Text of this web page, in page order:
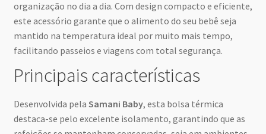
organização no dia a dia. Com design compacto e eficiente,
este acessório garante que o alimento do seu bebê seja
mantido na temperatura ideal por muito mais tempo,
facilitando passeios e viagens com total segurança.
Principais características
Desenvolvida pela Samani Baby, esta bolsa térmica
destaca-se pelo excelente isolamento, garantindo que as